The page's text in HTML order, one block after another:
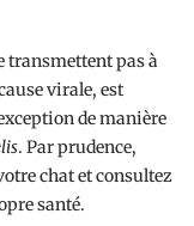
transmettent pas à
virale, est
de manière
. Par prudence,
chat et consultez
santé.